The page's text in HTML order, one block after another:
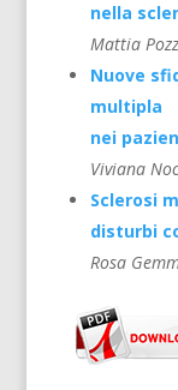
nella
Mattia
Nuove
multipla
nei
Viviana
Sclerosi
disturbi
Rosa